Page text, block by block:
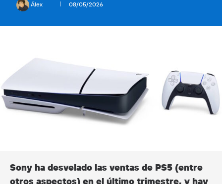
Álex 08/05/2026
Sony ha desvelado las ventas de PS5 (entre
otros aspectos) en el último trimestre, y hay